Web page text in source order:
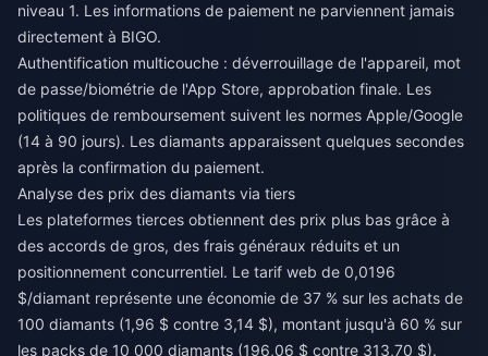
niveau 1. Les informations de paiement ne parviennent jamais
directement à BIGO.
Authentification multicouche : déverrouillage de l'appareil, mot
de passe/biométrie de l'App Store, approbation finale. Les
politiques de remboursement suivent les normes Apple/Google
(14 à 90 jours). Les diamants apparaissent quelques secondes
après la confirmation du paiement.
Analyse des prix des diamants via tiers
Les plateformes tierces obtiennent des prix plus bas grâce à
des accords de gros, des frais généraux réduits et un
positionnement concurrentiel. Le tarif web de 0,0196
$/diamant représente une économie de 37 % sur les achats de
100 diamants (1,96 $ contre 3,14 $), montant jusqu'à 60 % sur
les packs de 10 000 diamants (196,06 $ contre 313,70 $).